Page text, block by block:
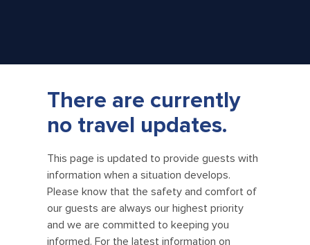
There are currently
no travel updates.
This page is updated to provide guests with
information when a situation develops.
Please know that the safety and comfort of
our guests are always our highest priority
and we are committed to keeping you
informed. For the latest information on